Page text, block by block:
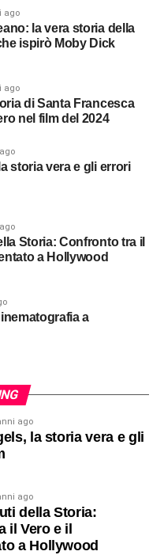
ago
ispirò Moby Dick
ago
nel film del 2024
a Hollywood
ago
la storia vera e gli
ago
della Storia:
il Vero e il
a Hollywood